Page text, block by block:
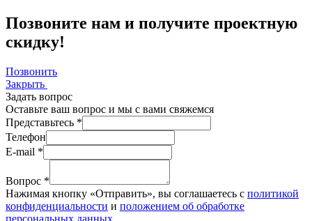
Позвоните нам и получите проектную
скидку!
Позвонить
Закрыть
Задать вопрос
Оставьте ваш вопрос и мы с вами свяжемся
Представьтесь *
Телефон
E-mail *
Вопрос *
Нажимая кнопку «Отправить», вы соглашаетесь с политикой
конфиденциальности и положением об обработке
персональных данных